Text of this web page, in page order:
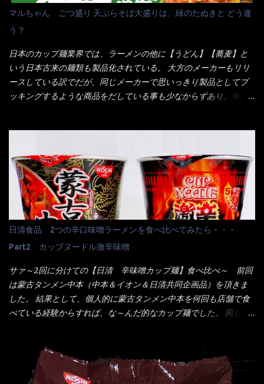
居たと思うけど・・・ 判らず店員さんを呼ぶピンポンを・・・ク
ーポンなんだけどと伝えると、丁寧にタッチパネルで～と教えて
くれたが、何故かタッチパネルがクーポンを受け付けない！！ 店
員さんも、アレー？といいながら私が受け付けますので・・・と
消えていった。 タッチパネルのやつ、安いのは嫌うんだな！？こ
のヤロー！ 待つ事暫し・・・10分は越えたと思うけど・・・出て
来ました。 こちらが本日のサラメシ【ホーリーバジル香る、タイ
く行きましたねぇ～ だからタイ料理屋さんには、辛味剤・酢・ナ
いた）が料理に必ず付いてきたものです。 でも流石にファミレ
スでは・・・それは無いね！残念だ～ 今回はすかいらーくグルー
プで、タイ料理をどの様に再現して提供しているか？を見るだけ
だなぁ～ 因みにガパオ＝ホーリーバジルなのです。 肉は通常チ
キンが多く豚や牛もあります。 肉は挽肉みたいなミンチではな
く、粗挽きの肉になるんです。 それに現地バンコクでは、卵は固
焼きが本来です。 今回はほぼ全熟の目玉焼きで、これは日本風
オタイなのと比べれば薄め？ やっぱり調味料の【スパイスガール
ズ】が必要だナァ～ 笑 私は、ブリッキーヌの粉末をよく掛け辛
く...
マルちゃん ごつ盛り 天ぷらそば大盛りは、緑のたぬきと どう違
う？
日本のカップ麺業界では、ラーメンの他に【うどん】【蕎麦】と
いう日本古来の麺類も製品化されている。 大方のメーカーもリリ
ースしている訳でだが、同じメーカーで思いっきり製品としてブ
ッキングするような商品をだしている事も少なからずあり、今回
ている訳で何故に敢えて本商品をリリースするの？ 確かに販売価
格は、緑のたぬきの実売は108円位で、ごつ盛り天ぷらそばは98円
でした。 殆ど変わらないじゃないか！？ そこで何が違うか・・・
メーカーHPから情報を得てみた。 ■原材料 比較（相手に含まれ
て居ない物質を赤色） ☆緑のたぬき 油揚げめん(小麦粉(国内製
造)、そば粉、植物油脂、植物性たん白、食塩、とろろ芋、卵白)、
かやく(小えびてんぷら、 かまぼこ )、添付調味料(砂糖、食塩、し
ょうゆ、魚介エキス、たん白加水分解物、香辛料、ねぎ、香味油
脂)／加工でん粉、調味料(アミノ酸等)、炭酸カルシウム、カラメ
ル色素、リン酸塩(Na)、増粘多糖類、レシチン、酸化防止剤(ビタ
ミンE)、クチナシ色素、ベニコウジ色素、香料、ビタミンB2、ビ
タミンB1、香辛料抽出物、 カロチン色素 、(一部にえび・小麦・
油脂、植物性たん白、食塩、とろろ芋、卵白)、かやく(小えびてん
ぷら)、添付調味料(砂糖、食塩、しょうゆ、魚介エキス、たん白加
水分解物、ねぎ、香辛料、 植物油 、香味油脂)／加工でん粉、調味
日清食品 2つの辛口味噌ラーメンを食べ比べてみたら・・・
Part2 カップヌードル激辛味噌
サァ～2回に分けての【日清 辛味噌カップ麺】食べ比べ～ 前回
は蒙古タンメン中本（中本＆イオン＆日清共同企画品）を頂きま
した。 結果として、個人的に蒙古タンメン中本を何回も店舗で食
べている経験からすれば、な～んだ的なカップ麺でした。 同じ日
いつきました。 見た目は、炎のシルエットが辛さを醸し出してい
る・・・ でもパッケージに惑わされてはいけない！！ 私はペ